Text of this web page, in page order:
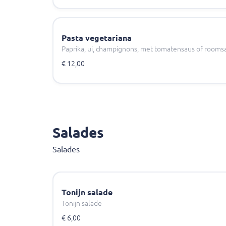
Pasta vegetariana
Paprika, ui, champignons, met tomatensaus of
€ 12,00
Salades
Salades
Tonijn salade
Tonijn salade
€ 6,00